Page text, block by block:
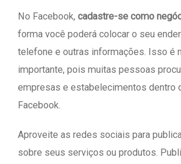
No Facebook, cadastre-se como
forma você poderá colocar o seu
telefone e outras informações. Isso é
importante, pois muitas pessoas
empresas e estabelecimentos dentro
Facebook.
Aproveite as redes sociais para
sobre seus serviços ou produtos.